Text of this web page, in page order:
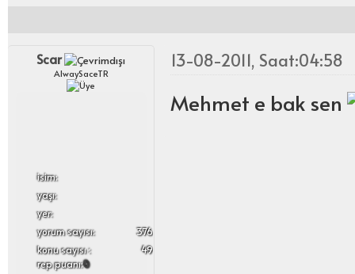
Scar
AlwaySaceTR
i̇sim:
yaşı:
yer:
yorum sayısı:
376
konu sayısı :
49
rep puanı:0
13-08-2011, Saat:04:58
Mehmet e bak sen